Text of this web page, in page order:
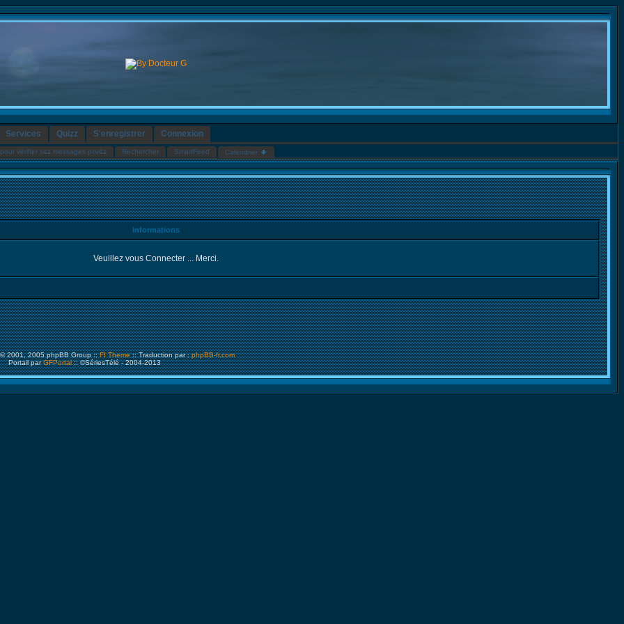
Services Quizz S'enregistrer Connexion
vérifier ses messages privés Rechercher SmartFeed Calendrier
Informations
Veuillez vous Connecter ... Merci.
2001, 2005 phpBB Group ::FI Theme :: Traduction par :phpBB-fr.com
Portail parGFPortal:: ©SériesTélé - 2004-2013